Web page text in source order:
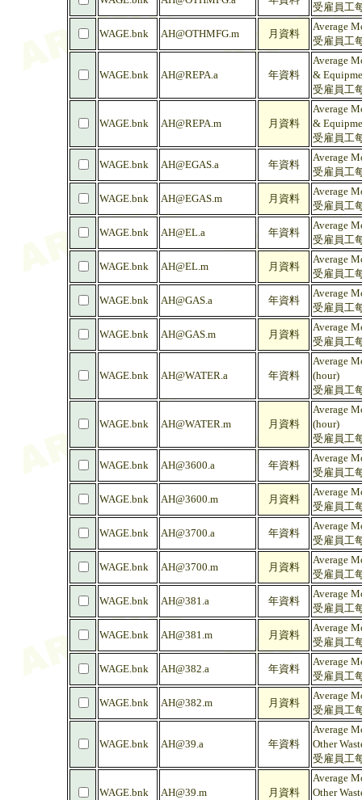
受雇員工
WAGE.bnk AH@OTHMFG.m 月資料
Average
受雇員工
WAGE.bnk AH@REPA.a 年資料
Average
&
受雇員工
WAGE.bnk AH@REPA.m 月資料
Average
&
受雇員工
WAGE.bnk AH@EGAS.a 年資料
Average
受雇員工
WAGE.bnk AH@EGAS.m 月資料
Average
受雇員工
WAGE.bnk AH@EL.a 年資料
Average
受雇員工
WAGE.bnk AH@EL.m 月資料
Average
受雇員工
WAGE.bnk AH@GAS.a 年資料
Average
受雇員工
WAGE.bnk AH@GAS.m 月資料
Average
受雇員工
WAGE.bnk AH@WATER.a 年資料
Average
(hour)
受雇員工
WAGE.bnk AH@WATER.m 月資料
Average
(hour)
受雇員工
WAGE.bnk AH@3600.a 年資料
Average
受雇員工
WAGE.bnk AH@3600.m 月資料
Average
受雇員工
WAGE.bnk AH@3700.a 年資料
Average
受雇員工
WAGE.bnk AH@3700.m 月資料
Average
受雇員工
WAGE.bnk AH@381.a 年資料
Average
受雇員工
WAGE.bnk AH@381.m 月資料
Average
受雇員工
WAGE.bnk AH@382.a 年資料
Average
受雇員工
WAGE.bnk AH@382.m 月資料
Average
受雇員工
WAGE.bnk AH@39.a 年資料
Average
Other
受雇員工
WAGE.bnk AH@39.m 月資料
Average
Other